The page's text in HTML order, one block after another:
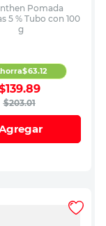
Pomada
5 % Tubo con 100
g
$203.01
139.89
$63.12